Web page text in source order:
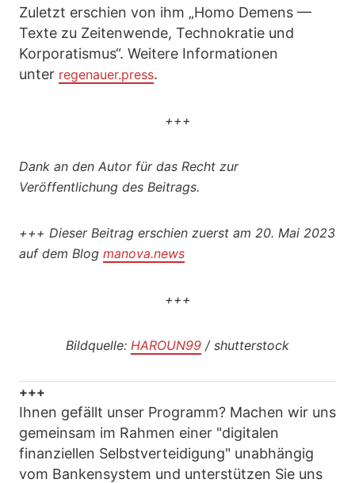
Zuletzt erschien von ihm „Homo Demens —
Texte zu Zeitenwende, Technokratie und
Korporatismus“. Weitere Informationen
unter regenauer.press.
+++
Dank an den Autor für das Recht zur
Veröffentlichung des Beitrags.
+++ Dieser Beitrag erschien zuerst am 20. Mai 2023
auf dem Blog manova.news
+++
Bildquelle: HAROUN99 / shutterstock
+++
Ihnen gefällt unser Programm? Machen wir uns
gemeinsam im Rahmen einer "digitalen
finanziellen Selbstverteidigung" unabhängig
vom Bankensystem und unterstützen Sie uns